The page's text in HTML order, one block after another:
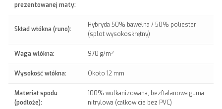
prezentowanej maty:
Skład włókna (runo):
Hybryda 50% bawełna / 50% poliester
(splot wysokoskrętny)
Waga włókna: 970 g/m²
Wysokość włókna: Około 12 mm
Materiał spodu
(podłoże):
100% wulkanizowana, bezftalanowa guma
nitrylowa (całkowicie bez PVC)